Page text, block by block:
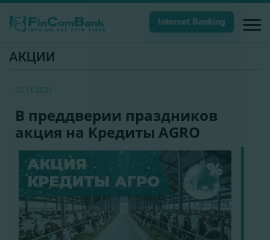
Internet Banking
АКЦИИ
24.11.2021
В преддверии праздников
акция на Кредиты AGRO